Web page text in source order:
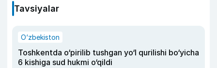
Tavsiyalar
O‘zbekiston
Toshkentda o‘pirilib tushgan yo‘l qurilishi bo‘yicha
6 kishiga sud hukmi o‘qildi